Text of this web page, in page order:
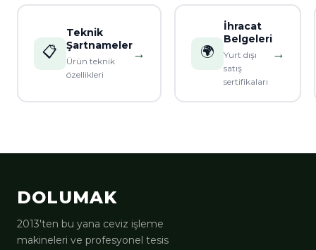
📋
Teknik
Şartnameler
Ürün teknik
özellikleri
→ 🌍
İhracat
Belgeleri
Yurt dışı
satış
sertifikaları
→
DOLUMAK
2013'ten bu yana ceviz işleme
makineleri ve profesyonel tesis